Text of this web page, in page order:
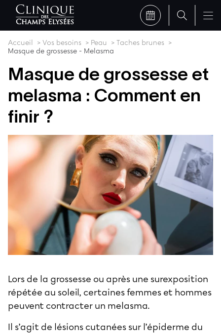
Accueil Vos besoins Peau
Taches brunes
Masque de grossesse - Melasma
Masque de grossesse et
melasma : Comment en
finir ?
Lors de la grossesse ou après une surexposition
répétée au soleil, certaines femmes et hommes
peuvent contracter un melasma.
Il s’agit de lésions cutanées sur l’épiderme du